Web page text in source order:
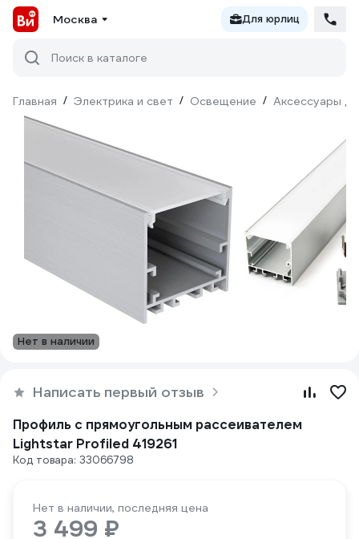
Москва Для юрлиц
Поиск в каталоге
Главная / Электрика и свет / Освещение / Аксессуары
Нет в наличии
Написать первый отзыв
Профиль с прямоугольным рассеивателем
Lightstar Profiled 419261
Код товара: 33066798
Нет в наличии, последняя цена
3 499 ₽